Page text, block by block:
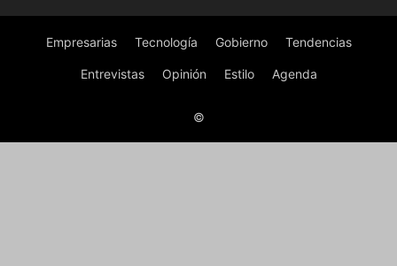
Empresarias Tecnología Gobierno Tendencias
Entrevistas Opinión Estilo Agenda
©